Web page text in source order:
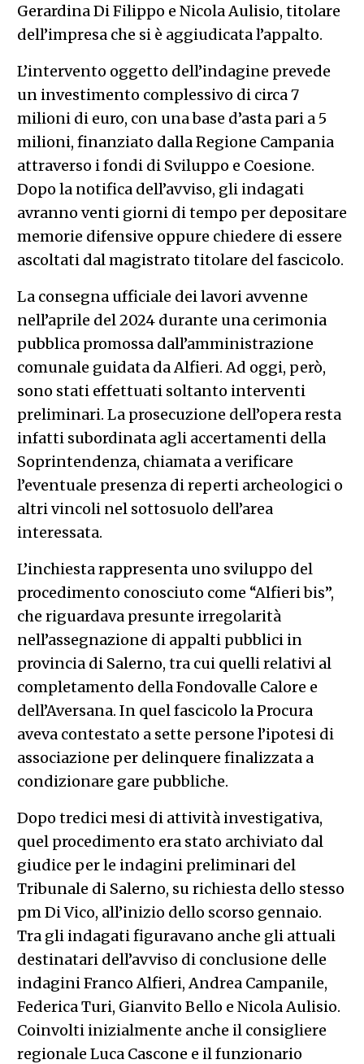
Gerardina Di Filippo e Nicola Aulisio, titolare
dell’impresa che si è aggiudicata l’appalto.
L’intervento oggetto dell’indagine prevede
un investimento complessivo di circa 7
milioni di euro, con una base d’asta pari a 5
milioni, finanziato dalla Regione Campania
attraverso i fondi di Sviluppo e Coesione.
Dopo la notifica dell’avviso, gli indagati
avranno venti giorni di tempo per depositare
memorie difensive oppure chiedere di essere
ascoltati dal magistrato titolare del fascicolo.
La consegna ufficiale dei lavori avvenne
nell’aprile del 2024 durante una cerimonia
pubblica promossa dall’amministrazione
comunale guidata da Alfieri. Ad oggi, però,
sono stati effettuati soltanto interventi
preliminari. La prosecuzione dell’opera resta
infatti subordinata agli accertamenti della
Soprintendenza, chiamata a verificare
l’eventuale presenza di reperti archeologici o
altri vincoli nel sottosuolo dell’area
interessata.
L’inchiesta rappresenta uno sviluppo del
procedimento conosciuto come “Alfieri bis”,
che riguardava presunte irregolarità
nell’assegnazione di appalti pubblici in
provincia di Salerno, tra cui quelli relativi al
completamento della Fondovalle Calore e
dell’Aversana. In quel fascicolo la Procura
aveva contestato a sette persone l’ipotesi di
associazione per delinquere finalizzata a
condizionare gare pubbliche.
Dopo tredici mesi di attività investigativa,
quel procedimento era stato archiviato dal
giudice per le indagini preliminari del
Tribunale di Salerno, su richiesta dello stesso
pm Di Vico, all’inizio dello scorso gennaio.
Tra gli indagati figuravano anche gli attuali
destinatari dell’avviso di conclusione delle
indagini Franco Alfieri, Andrea Campanile,
Federica Turi, Gianvito Bello e Nicola Aulisio.
Coinvolti inizialmente anche il consigliere
regionale Luca Cascone e il funzionario